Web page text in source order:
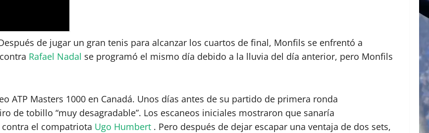
de jugar un gran tenis para alcanzar los cuartos de final, Monfils se enfrentó a
Rafael Nadal se programó el mismo día debido a la lluvia del día anterior, pero Monfils
ATP Masters 1000 en Canadá. Unos días antes de su partido de primera ronda
de tobillo “muy desagradable”. Los escaneos iniciales mostraron que sanaría
el compatriota Ugo Humbert . Pero después de dejar escapar una ventaja de dos sets,